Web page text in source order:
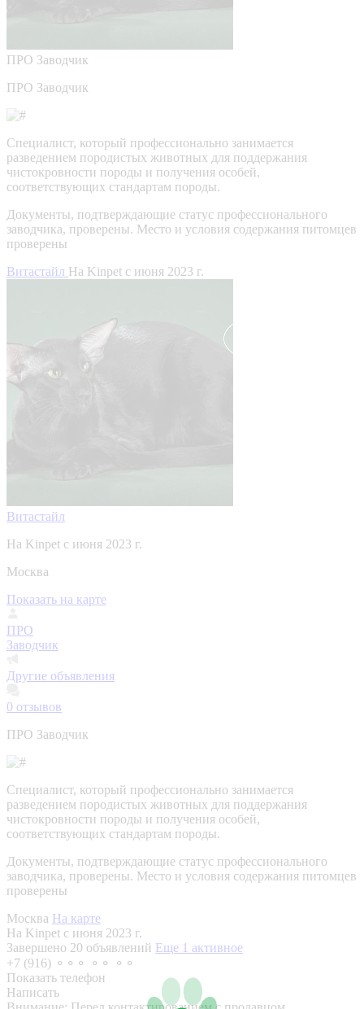
ПРО Заводчик
ПРО Заводчик
Специалист, который профессионально занимается
разведением породистых животных для поддержания
чистокровности породы и получения особей,
соответствующих стандартам породы.
Документы, подтверждающие статус профессионального
заводчика, проверены. Место и условия содержания питомцев
проверены
Витастайл На Kinpet c июня 2023 г.
Витастайл
На Kinpet c июня 2023 г.
Москва
Показать на карте
ПРО
Заводчик
Другие объявления
0 отзывов
ПРО Заводчик
Специалист, который профессионально занимается
разведением породистых животных для поддержания
чистокровности породы и получения особей,
соответствующих стандартам породы.
Документы, подтверждающие статус профессионального
заводчика, проверены. Место и условия содержания питомцев
проверены
Москва На карте
На Kinpet c июня 2023 г.
Завершено 20 объявлений Еще 1 активное
+7 (916) ⚬⚬⚬ ⚬⚬ ⚬⚬
Показать телефон
Написать